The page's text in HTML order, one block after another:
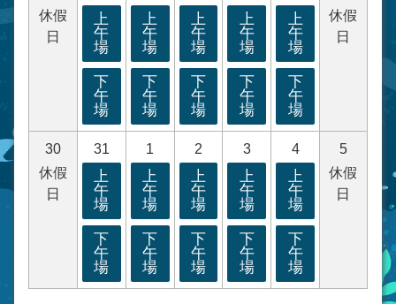
休假
日
上
午
場
下
午
場
上
午
場
下
午
場
上
午
場
下
午
場
上
午
場
下
午
場
上
午
場
下
午
場
休假
日
30
休假
日
31
上
午
場
下
午
場
1
上
午
場
下
午
場
2
上
午
場
下
午
場
3
上
午
場
下
午
場
4
上
午
場
下
午
場
5
休假
日